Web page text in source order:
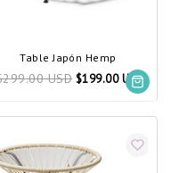
Table Japón Hemp
USD $199.00 USD